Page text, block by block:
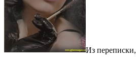
Из